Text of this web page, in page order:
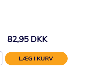
82,95 DKK
LÆG I KURV